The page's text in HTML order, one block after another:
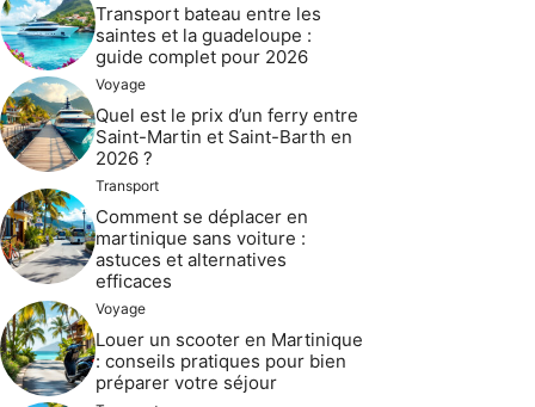
Transport bateau entre les
saintes et la guadeloupe :
guide complet pour 2026
Voyage
Quel est le prix d’un ferry entre
Saint-Martin et Saint-Barth en
2026 ?
Transport
Comment se déplacer en
martinique sans voiture :
astuces et alternatives
efficaces
Voyage
Louer un scooter en Martinique
: conseils pratiques pour bien
préparer votre séjour